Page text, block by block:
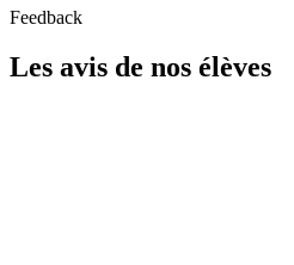
Feedback
Les avis de nos élèves